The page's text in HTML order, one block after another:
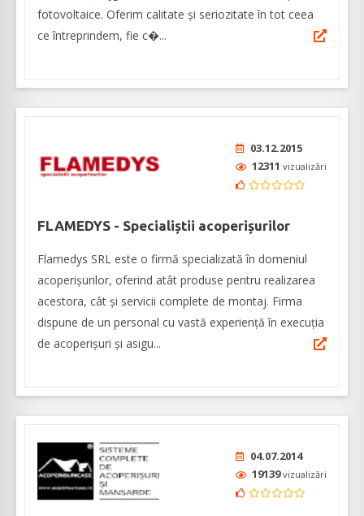
fotovoltaice. Oferim calitate și seriozitate în tot ceea
ce întreprindem, fie c�...
03.12.2015
12311 vizualizări
FLAMEDYS - Specialiștii acoperișurilor
Flamedys SRL este o firmă specializată în domeniul
acoperișurilor, oferind atât produse pentru realizarea
acestora, cât și servicii complete de montaj. Firma
dispune de un personal cu vastă experiență în execuția
de acoperișuri și asigu...
04.07.2014
19139vizualizări